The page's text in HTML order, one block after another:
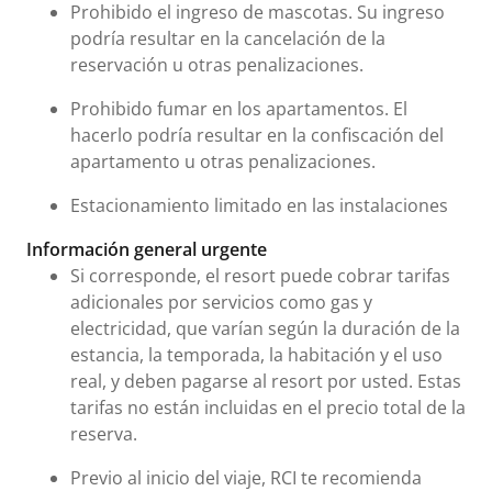
Prohibido el ingreso de mascotas. Su ingreso
podría resultar en la cancelación de la
reservación u otras penalizaciones.
Prohibido fumar en los apartamentos. El
hacerlo podría resultar en la confiscación del
apartamento u otras penalizaciones.
Estacionamiento limitado en las instalaciones
Información general urgente
Si corresponde, el resort puede cobrar tarifas
adicionales por servicios como gas y
electricidad, que varían según la duración de la
estancia, la temporada, la habitación y el uso
real, y deben pagarse al resort por usted. Estas
tarifas no están incluidas en el precio total de la
reserva.
Previo al inicio del viaje, RCI te recomienda